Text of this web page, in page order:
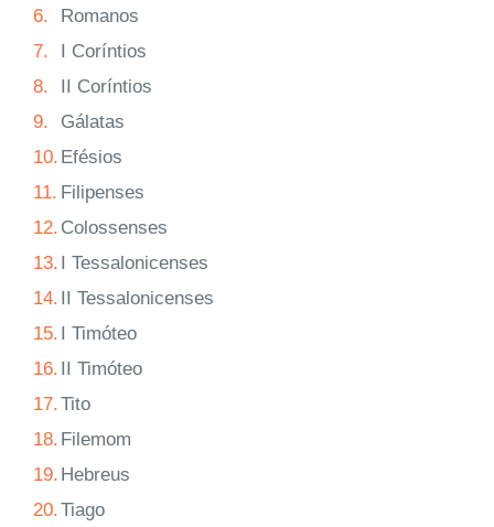
6.
Romanos
7.
I Coríntios
8.
II Coríntios
9.
Gálatas
10. Efésios
11. Filipenses
12. Colossenses
13. I Tessalonicenses
14. II Tessalonicenses
15. I Timóteo
16. II Timóteo
17.Tito
18. Filemom
19. Hebreus
20.Tiago